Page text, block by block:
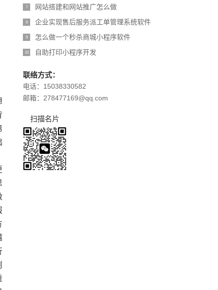
7 网站搭建和网站推广怎么做
8 企业实现售后服务派工单管理系统软件
9 怎么做一个秒杀商城小程序软件
10 自助打印小程序开发
联络方式：
电话：15038330582
邮箱：278477169@qq.com
扫描名片